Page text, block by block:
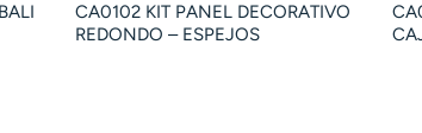
CA0102 KIT PANEL DECORATIVO
REDONDO – ESPEJOS